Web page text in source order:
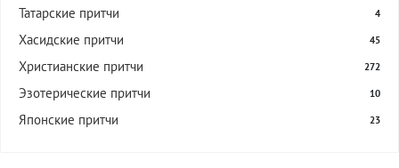
Татарские притчи 4
Хасидские притчи 45
Христианские притчи 272
Эзотерические притчи 10
Японские притчи 23